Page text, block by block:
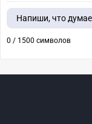
Напиши, что
0 / 1500 символов